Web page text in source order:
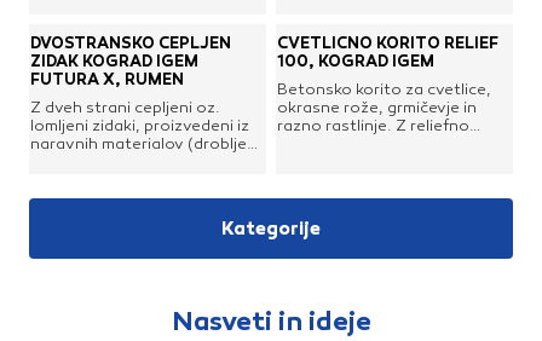
DVOSTRANSKO CEPLJEN
ZIDAK KOGRAD IGEM
FUTURA X, RUMEN
Z dveh strani cepljeni oz.
lomljeni zidaki, proizvedeni iz
naravnih materialov (drobljeni
prešanja in z grobo cepljeno
fazonskimi elementi ter
CVETLIČNO KORITO RELIEF
100, KOGRAD IGEM
Betonsko korito za cvetlice,
okrasne rože, grmičevje in
razno rastlinje. Z reliefno
vrtov, parkov, parkirišč,
Kategorije
Nasveti in ideje